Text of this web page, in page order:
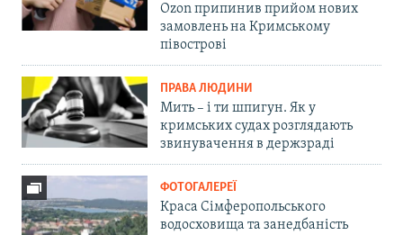
Ozon припинив прийом нових
замовлень на Кримському
півострові
ПРАВА ЛЮДИНИ
Мить – і ти шпигун. Як у
кримських судах розглядають
звинувачення в держзраді
ФОТОГАЛЕРЕЇ
Краса Сімферопольського
водосховища та занедбаність